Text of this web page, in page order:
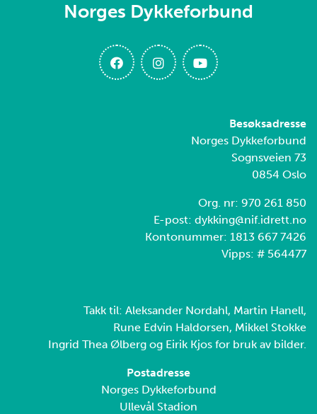
Norges Dykkeforbund
Besøksadresse
Norges Dykkeforbund
Sognsveien 73
0854 Oslo
Org. nr: 970 261 850
E-post: dykking@nif.idrett.no
Kontonummer: 1813 667 7426
Vipps: # 564477
Takk til: Aleksander Nordahl, Martin Hanell,
Rune Edvin Haldorsen, Mikkel Stokke
Ingrid Thea Ølberg og Eirik Kjos for bruk av bilder.
Postadresse
Norges Dykkeforbund
Ullevål Stadion